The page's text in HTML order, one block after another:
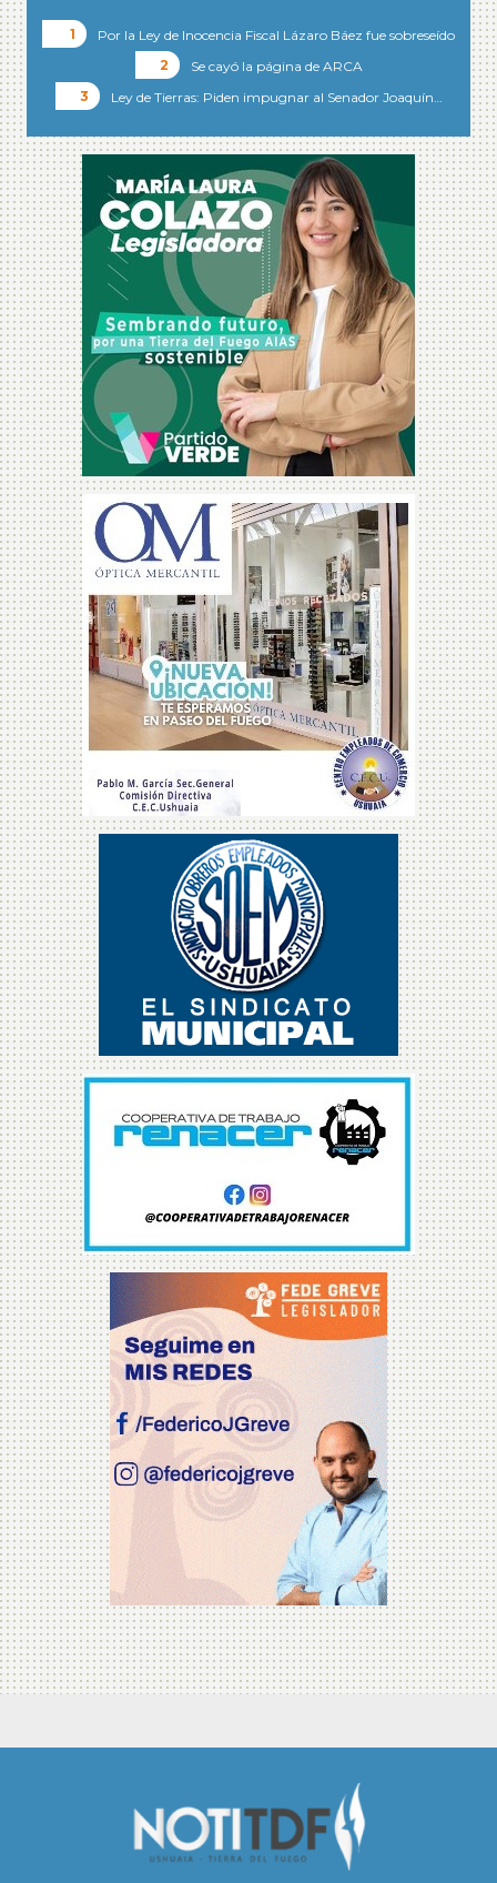
Por la Ley de Inocencia Fiscal Lázaro Báez fue sobreseído
Se cayó la página de ARCA
Ley de Tierras: Piden impugnar al Senador Joaquín…